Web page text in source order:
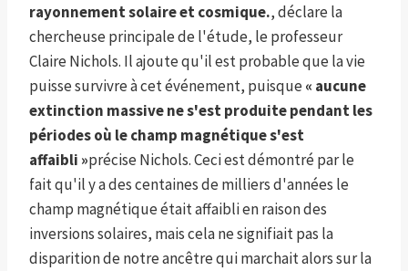
rayonnement solaire et cosmique., déclare la
chercheuse principale de l'étude, le professeur
Claire Nichols. Il ajoute qu'il est probable que la vie
puisse survivre à cet événement, puisque « aucune
extinction massive ne s'est produite pendant les
périodes où le champ magnétique s'est
affaibli »précise Nichols. Ceci est démontré par le
fait qu'il y a des centaines de milliers d'années le
champ magnétique était affaibli en raison des
inversions solaires, mais cela ne signifiait pas la
disparition de notre ancêtre qui marchait alors sur la